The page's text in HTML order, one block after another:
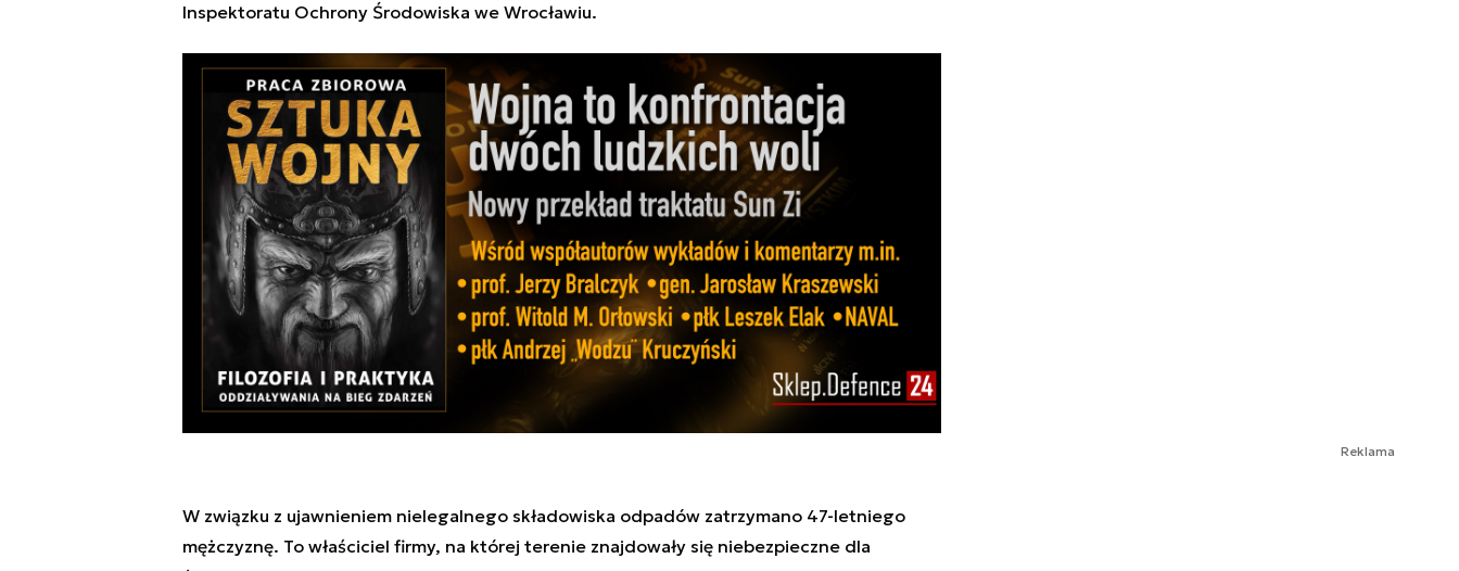
Inspektoratu Ochrony Środowiska we Wrocławiu.
W związku z ujawnieniem nielegalnego składowiska odpadów zatrzymano 47-letniego
mężczyznę. To właściciel firmy, na której terenie znajdowały się niebezpieczne dla
Reklama